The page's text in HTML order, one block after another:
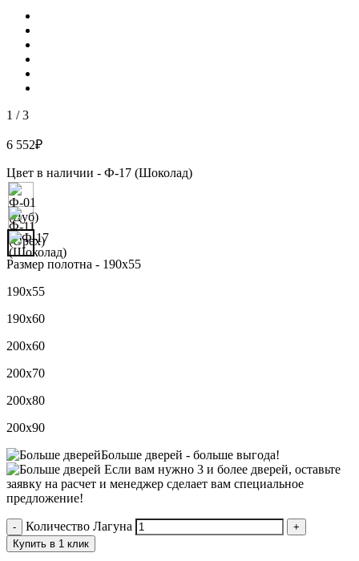
1 /3
6 552₽
Цвет в наличии - Ф-17 (Шоколад)
Размер полотна - 190х55
190х55
190х60
200х60
200х70
200х80
200х90
Больше дверей - больше выгода!
Если вам нужно 3 и более дверей, оставьте
заявку на расчет и менеджер сделает вам специальное
предложение!
Количество Лагуна
Купить в 1 клик